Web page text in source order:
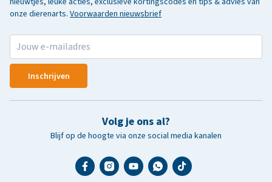
onze dierenarts. Voorwaarden nieuwsbrief
Inschrijven
Volg je ons al?
Blijf op de hoogte via onze social media kanalen